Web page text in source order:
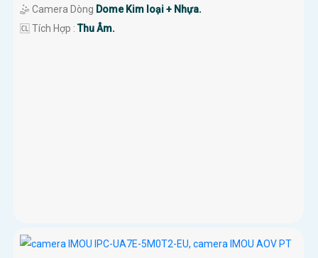
🤹 Camera Dòng Dome Kim loại + Nhựa.
️🆑 Tích Hợp :Thu Âm.